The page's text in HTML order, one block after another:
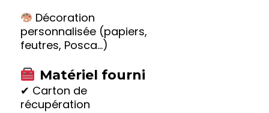
Décoration
personnalisée (papiers,
feutres, Posca…)
Matériel fourni
✔ Carton de
récupération